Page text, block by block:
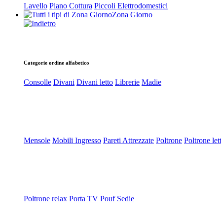
Lavello Piano Cottura Piccoli Elettrodomestici
Zona Giorno
Categorie ordine alfabetico
Consolle Divani Divani letto Librerie Madie
Mensole Mobili Ingresso Pareti Attrezzate Poltrone Poltrone
Poltrone relax Porta TV Pouf Sedie